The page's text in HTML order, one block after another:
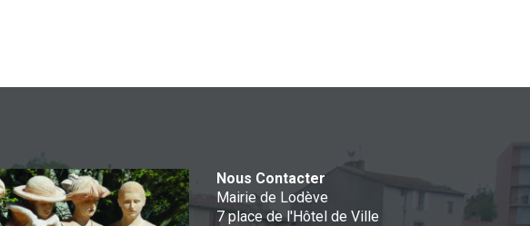
Nous Contacter
Mairie de Lodève
7 place de l'Hôtel de Ville